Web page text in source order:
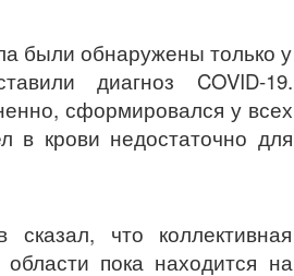
были обнаружены только у
диагноз COVID-19.
сформировался у всех
в крови недостаточно для
что коллективная
пока находится на